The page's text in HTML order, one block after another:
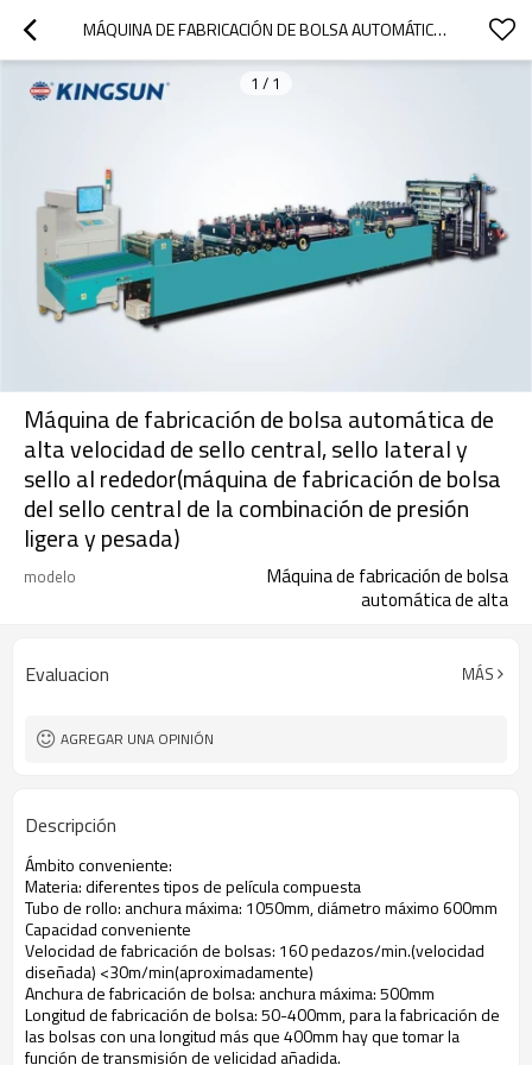
MÁQUINA DE FABRICACIÓN DE BOLSA AUTOMÁTICA DE ALTA VELOCIDAD DE SELLO CENTRAL, SELLO LATERAL Y SELLO AL REDEDOR(MÁQUINA DE FABRICACIÓN DE BOLSA DEL SELLO CENTRAL DE LA COMBINACIÓN DE PRESIÓN LIGERA Y PESADA)
1 / 1
Máquina de fabricación de bolsa automática de
alta velocidad de sello central, sello lateral y
sello al rededor(máquina de fabricación de bolsa
del sello central de la combinación de presión
ligera y pesada)
modelo
Máquina de fabricación de bolsa
automática de alta
Evaluacion MÁS
AGREGAR UNA OPINIÓN
Descripción
Ámbito conveniente:
Materia: diferentes tipos de película compuesta
Tubo de rollo: anchura máxima: 1050mm, diámetro máximo 600mm
Capacidad conveniente
Velocidad de fabricación de bolsas: 160 pedazos/min.(velocidad
diseñada) <30m/min(aproximadamente)
Anchura de fabricación de bolsa: anchura máxima: 500mm
Longitud de fabricación de bolsa: 50-400mm, para la fabricación de
las bolsas con una longitud más que 400mm hay que tomar la
función de transmisión de velicidad añadida.